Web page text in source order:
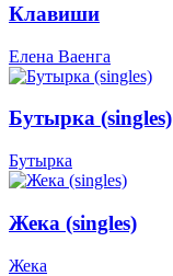
Клавиши
Елена Ваенга
Бутырка (singles)
Бутырка
Жека (singles)
Жека